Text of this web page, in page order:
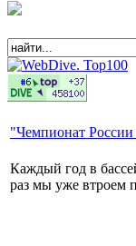
"Чемпионат
Каждый год в
раз мы уже втроем